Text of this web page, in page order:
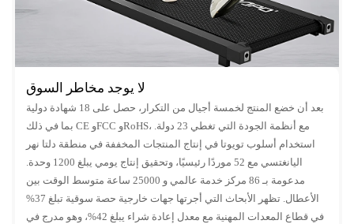
لا يوجد مخاطر السوق
بعد أن خضع المنتج لخمسة أجيال من التكرار، حصل على 18 شهادة دولية
بما في ذلك CE وFCC وRoHS، مع أنظمة الجودة التي تغطي 23 دولة.
استخدام أسلوب تويوتا في إنتاج المنتجات المخففة في منطقة دلتا نهر
اليانغتسي مع 52 موردًا رئيسيًا، وتحقيق إنتاج يومي يبلغ 1200 وحدة.
مدعومة بـ 86 مركز خدمة عالمي و 25000 ساعة متوسط ​​الوقت بين
الأعطال. تظهر الأبحاث التي أجرتها جهات خارجية حصة سوقية تبلغ 37%
في قطاع المعدات المهنية مع معدل إعادة شراء يبلغ 42%، وهو مدرج في